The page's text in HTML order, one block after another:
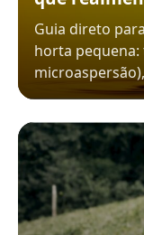
Guia direto
horta